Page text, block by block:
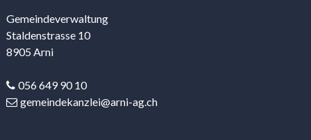
Gemeindeverwaltung
Staldenstrasse 10
8905 Arni
056 649 90 10
gemeindekanzlei@arni-ag.ch